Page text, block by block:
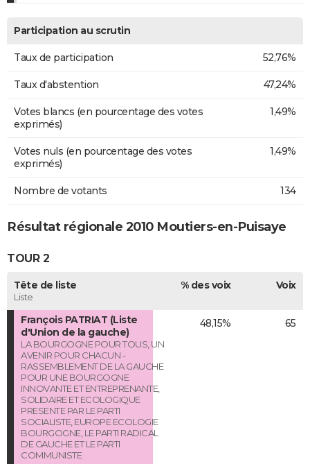
Participation au scrutin
Taux de participation 52,76%
Taux d'abstention 47,24%
Votes blancs (en pourcentage des votes
exprimés)
1,49%
Votes nuls (en pourcentage des votes
exprimés)
1,49%
Nombre de votants 134
Résultat régionale 2010 Moutiers-en-Puisaye
TOUR 2
Tête de liste
Liste
% des voix Voix
François PATRIAT (Liste
d'Union de la gauche)
LA BOURGOGNE POUR TOUS, UN
AVENIR POUR CHACUN -
RASSEMBLEMENT DE LA GAUCHE
POUR UNE BOURGOGNE
INNOVANTE ET ENTREPRENANTE,
SOLIDAIRE ET ECOLOGIQUE
PRESENTE PAR LE PARTI
SOCIALISTE, EUROPE ECOLOGIE
BOURGOGNE, LE PARTI RADICAL
DE GAUCHE ET LE PARTI
COMMUNISTE
48,15% 65